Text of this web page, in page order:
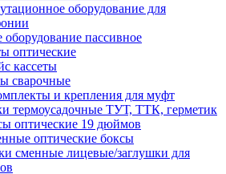
оборудование для
оборудование пассивное
оптические
кассеты
сварочные
и крепления для муфт
термоусадочные ТУТ, ТТК, герметик
оптические 19 дюймов
оптические боксы
сменные лицевые/заглушки для